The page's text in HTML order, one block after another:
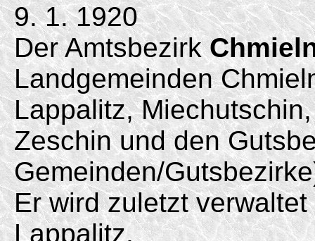
9. 1. 1920
Der Amtsbezirk
Landgemeinden
Lappalitz,
Zeschin und den
Gemeinden/
Er wird zuletzt
Lappalitz.